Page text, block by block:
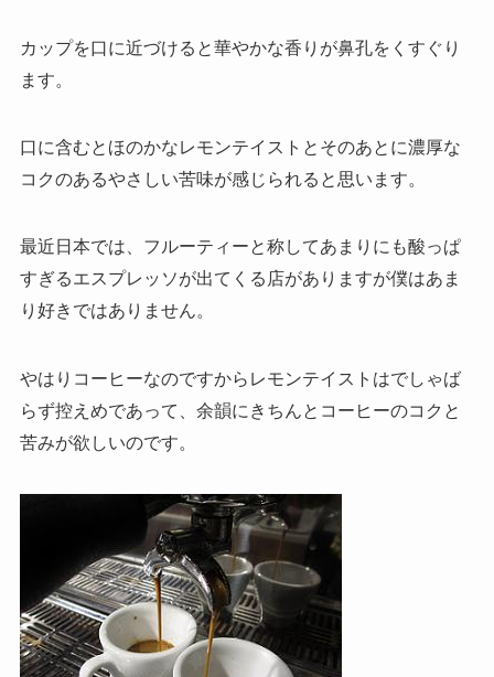
カップを口に近づけると華やかな香りが鼻孔をくすぐり
ます。
口に含むとほのかなレモンテイストとそのあとに濃厚な
コクのあるやさしい苦味が感じられると思います。
最近日本では、フルーティーと称してあまりにも酸っぱ
すぎるエスプレッソが出てくる店がありますが僕はあま
り好きではありません。
やはりコーヒーなのですからレモンテイストはでしゃば
らず控えめであって、余韻にきちんとコーヒーのコクと
苦みが欲しいのです。